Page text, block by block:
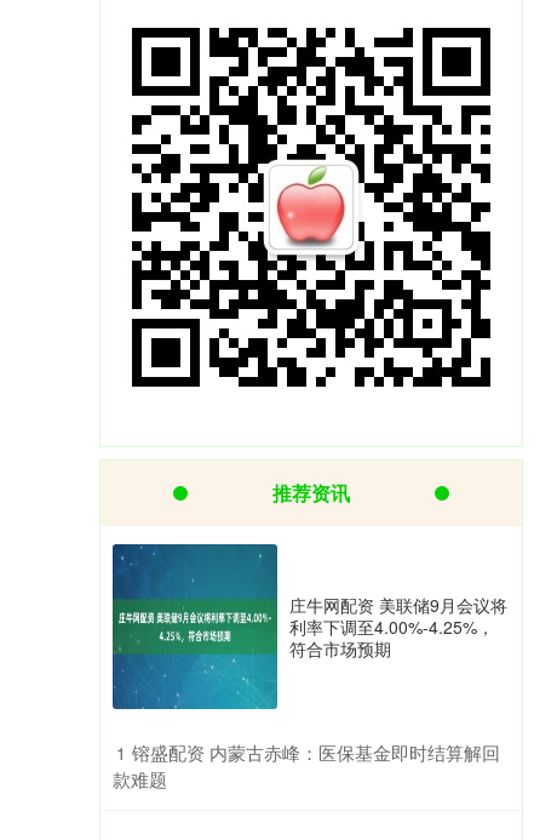
推荐资讯
庄牛网配资 美联储9月会议将
利率下调至4.00%-4.25%，
符合市场预期
1 ​镕盛配资 内蒙古赤峰：医保基金即时结算解回
款难题